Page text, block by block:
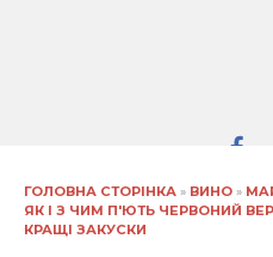
ГОЛОВНА СТОРІНКА » ВИНО »
ЯК І З ЧИМ П'ЮТЬ ЧЕРВОНИЙ
КРАЩІ ЗАКУСКИ